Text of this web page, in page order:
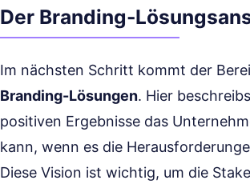
Der Branding-
Im nächsten Schritt kommt der
Branding-Lösungen. Hier
positiven Ergebnisse das
kann, wenn es die
Diese Vision ist wichtig, um die